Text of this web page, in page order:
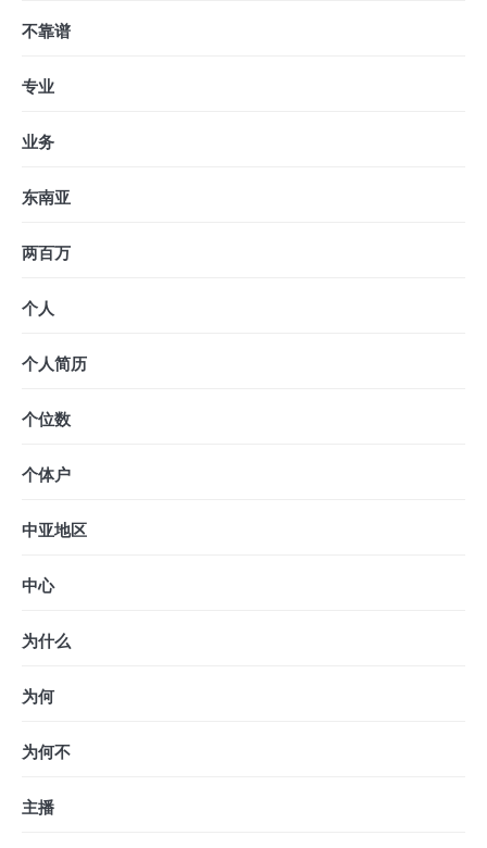
不靠谱
专业
业务
东南亚
两百万
个人
个人简历
个位数
个体户
中亚地区
中心
为什么
为何
为何不
主播